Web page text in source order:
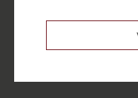
parfaite connaissance du
secteur d’activité. HM